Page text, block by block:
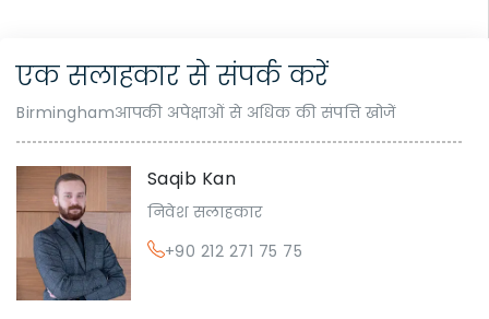
एक सलाहकार से संपर्क करें
Birminghamआपकी अपेक्षाओं से अधिक की संपत्ति खोजें
Saqib Kan
निवेश सलाहकार
+90 212 271 75 75